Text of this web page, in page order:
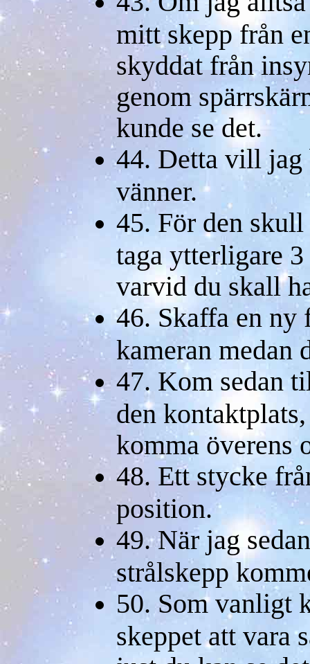
mitt skepp från
skyddat från
genom
kunde se det.
44. Detta vill jag
vänner.
45. För den
taga ytterligare
varvid du skall
46. Skaffa en
kameran medan
47. Kom sedan
den
komma överens
48. Ett stycke
position.
49. När jag
strålskepp
50. Som vanligt
skeppet att vara